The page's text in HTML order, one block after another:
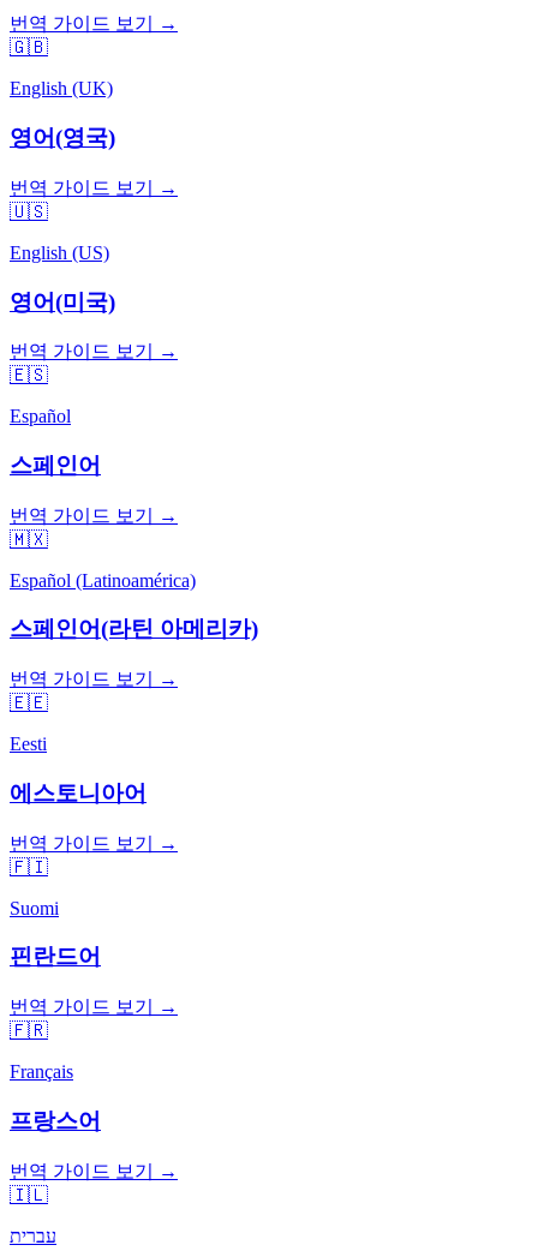
번역 가이드 보기 →
🇬🇧
English (UK)
영어(영국)
번역 가이드 보기 →
🇺🇸
English (US)
영어(미국)
번역 가이드 보기 →
🇪🇸
Español
스페인어
번역 가이드 보기 →
🇲🇽
Español (Latinoamérica)
스페인어(라틴 아메리카)
번역 가이드 보기 →
🇪🇪
Eesti
에스토니아어
번역 가이드 보기 →
🇫🇮
Suomi
핀란드어
번역 가이드 보기 →
🇫🇷
Français
프랑스어
번역 가이드 보기 →
🇮🇱
עברית